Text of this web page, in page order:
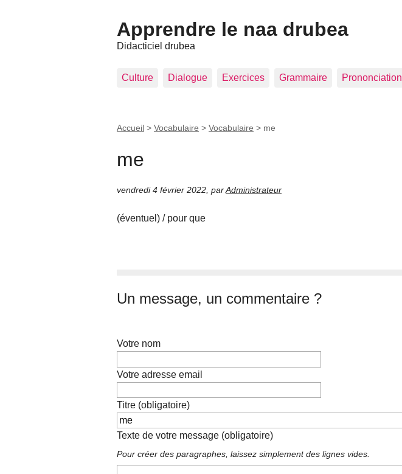
Apprendre le naa drubea
Didacticiel drubea
Culture Dialogue Exercices Grammaire Prononciation
Accueil > Vocabulaire > Vocabulaire > me
me
vendredi 4 février 2022 parAdministrateur
(éventuel) / pour que
Un message, un commentaire ?
Votre nom
Votre adresse email
Titre (obligatoire)
Texte de votre message (obligatoire)
Pour créer des paragraphes, laissez simplement des lignes vides.